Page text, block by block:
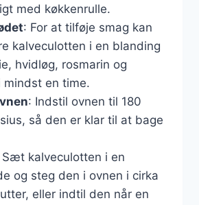
med køkkenrulle.
: For at tilføje smag kan
kalveculotten i en blanding
hvidløg, rosmarin og
mindst en time.
: Indstil ovnen til 180
så den er klar til at bage
Sæt kalveculotten i en
og steg den i ovnen i cirka
eller indtil den når en